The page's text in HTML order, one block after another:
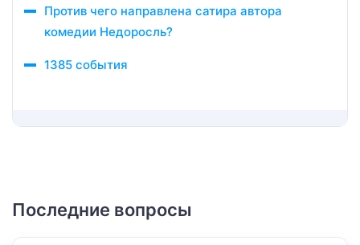
Против чего направлена сатира автора
комедии Недоросль?
1385 события
Последние вопросы